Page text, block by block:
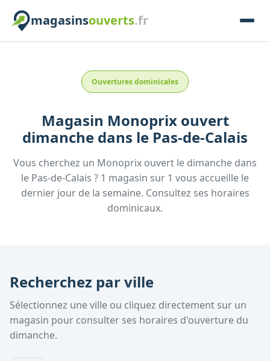
magasinsouverts.fr
Ouvertures dominicales
Magasin Monoprixouvert
dimanche dans le Pas-de-Calais
Vous cherchez un Monoprix ouvert le dimanche dans
le Pas-de-Calais ? 1 magasin sur 1 vous accueille le
dernier jour de la semaine. Consultez ses horaires
dominicaux.
Recherchez par ville
Sélectionnez une ville ou cliquez directement sur un
magasin pour consulter ses horaires d'ouverture du
dimanche.